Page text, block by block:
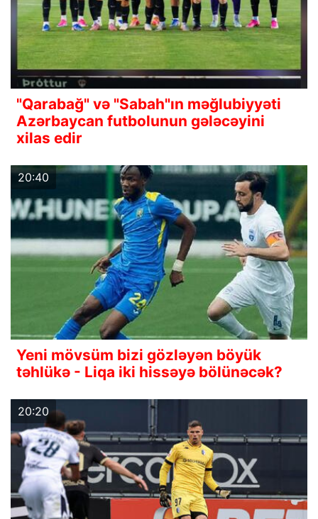
"Qarabağ" və "Sabah"ın məğlubiyyəti
Azərbaycan futbolunun gələcəyini
xilas edir
20:40
Yeni mövsüm bizi gözləyən böyük
təhlükə - Liqa iki hissəyə bölünəcək?
20:20